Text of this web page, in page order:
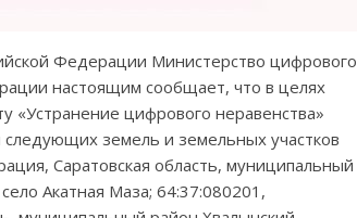
Федерации Министерство цифрового
настоящим сообщает, что в целях
«Устранение цифрового неравенства»
земель и земельных участков
Саратовская область, муниципальный
Акатная Маза; 64:37:080201,